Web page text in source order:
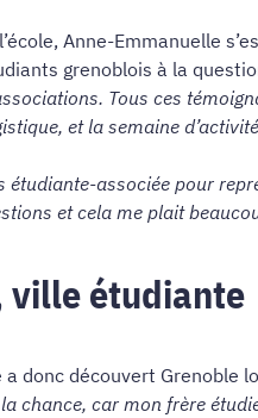
Anne-Emmanuelle
grenoblois à la
Tous ces
et la semaine
étudiante-associée pour
et cela me plait
ville étudiante
a donc découvert Grenoble
chance, car mon frère